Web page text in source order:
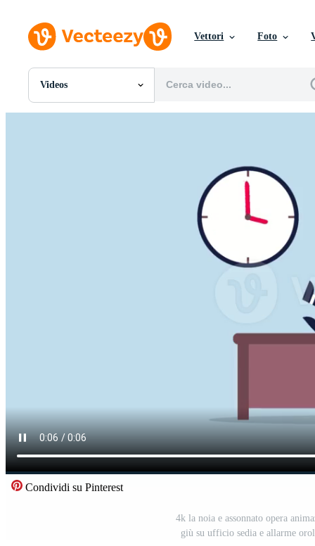
Vettori Foto
Videos
Tutte Immagini
Condividi su Pinterest
4k la noia e assonnato opera
giù su ufficio sedia e allarme